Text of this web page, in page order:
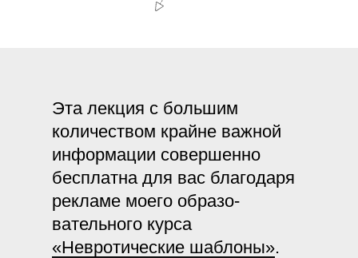
Эта лекция с большим
количеством крайне важной
информации совершенно
бесплатна для вас благодаря
рекламе моего образо-
вательного курса
«Невротические шаблоны».